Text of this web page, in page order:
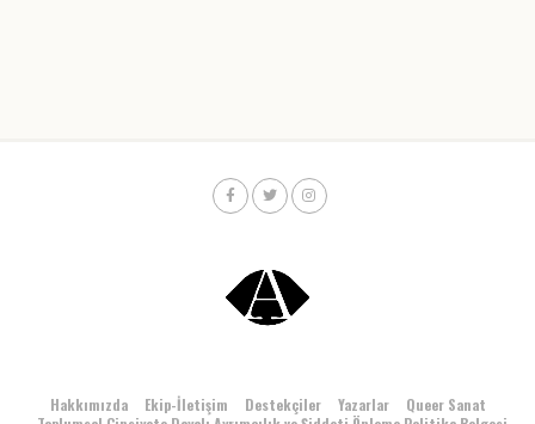
Hakkımızda Ekip-İletişim Destekçiler Yazarlar
Queer Sanat